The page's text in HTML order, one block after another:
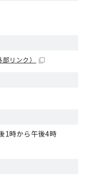
部リンク）
1時から午後4時